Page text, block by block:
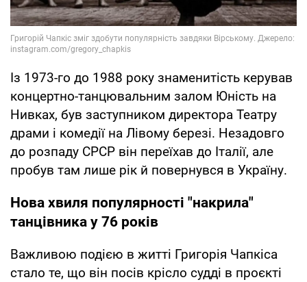
Із 1973-го до 1988 року знаменитість керував
концертно-танцювальним залом Юність на
Нивках, був заступником директора Театру
драми і комедії на Лівому березі. Незадовго
до розпаду СРСР він переїхав до Італії, але
пробув там лише рік й повернувся в Україну.
Нова хвиля популярності "накрила"
танцівника у 76 років
Важливою подією в житті Григорія Чапкіса
стало те, що він посів крісло судді в проєкті